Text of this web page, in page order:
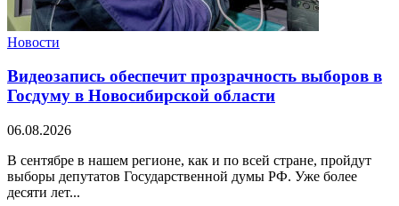
Новости
Видеозапись обеспечит прозрачность выборов в
Госдуму в Новосибирской области
06.08.2026
В сентябре в нашем регионе, как и по всей стране, пройдут
выборы депутатов Государственной думы РФ. Уже более
десяти лет...